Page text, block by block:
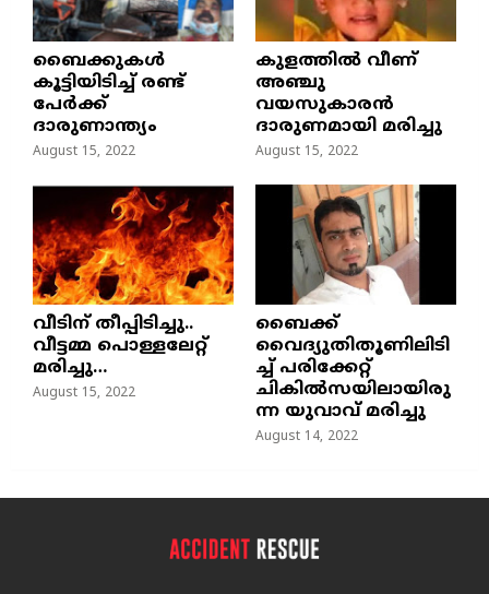
ബൈക്കുകൾ
കൂട്ടിയിടിച്ച് രണ്ട്
പേർക്ക്
ദാരുണാന്ത്യം
August 15, 2022
കുളത്തില്‍ വീണ്
അഞ്ചു
വയസുകാരന്‍
ദാരുണമായി മരിച്ചു
August 15, 2022
വീടിന് തീപ്പിടിച്ചു..
വീട്ടമ്മ പൊള്ളലേറ്റ്
മരിച്ചു…
August 15, 2022
ബൈക്ക്
വൈദ്യുതിതൂണിലിടി
ച്ച്‌ പരിക്കേറ്റ്
ചികില്‍സയിലായിരു
ന്ന യുവാവ് മരിച്ചു
August 14, 2022